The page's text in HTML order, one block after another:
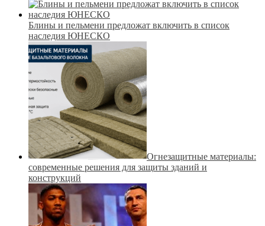
Блины и пельмени предложат включить в список
наследия ЮНЕСКО
Огнезащитные материалы:
современные решения для защиты зданий и
конструкций